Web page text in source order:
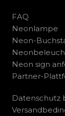
FAQ
Neonlampe
Neon-
Neon sign
Partner-
Datenschutz